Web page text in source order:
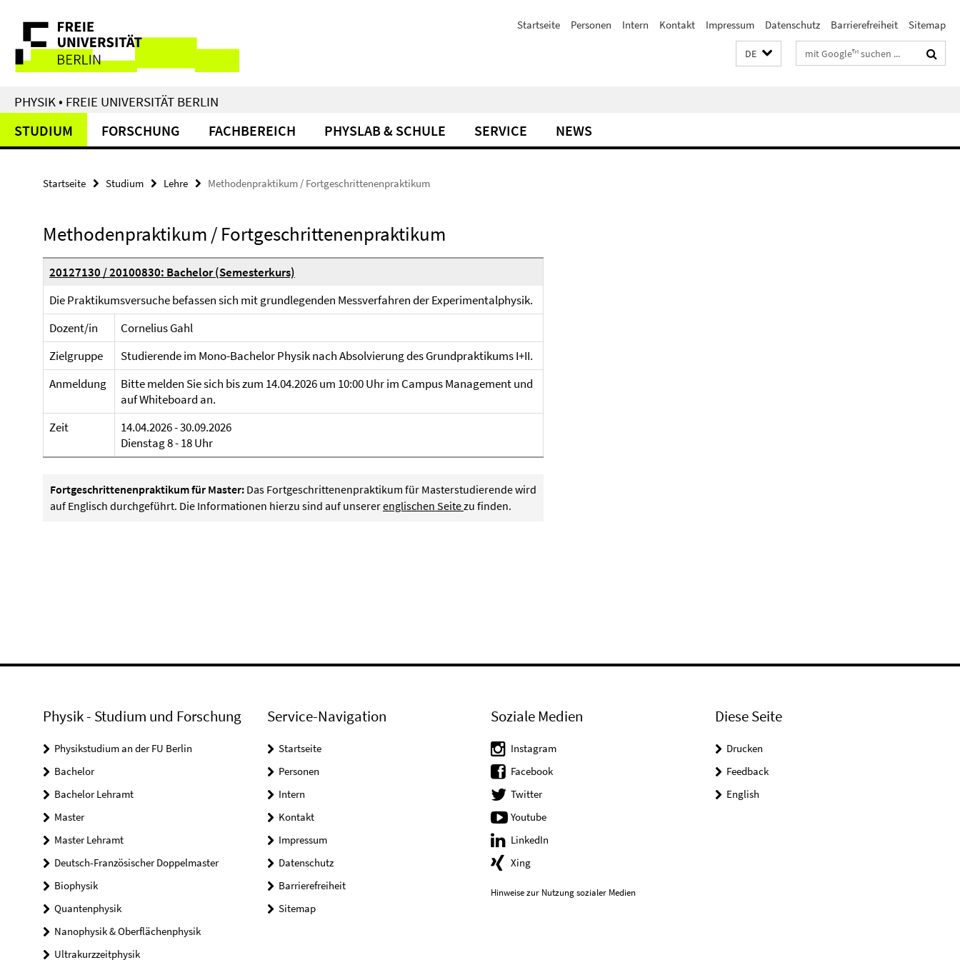
direkt
Inhalt
Service-
Navigation
Startseite Personen Intern Kontakt Impressum Datenschutz Barrierefreiheit Sitemap
DE Suchbegriffe
PHYSIK • FREIE UNIVERSITÄT BERLIN
STUDIUM FORSCHUNG FACHBEREICH PHYSLAB & SCHULE SERVICE NEWS
Startseite Studium Lehre Methodenpraktikum / Fortgeschrittenenpraktikum
Methodenpraktikum / Fortgeschrittenenpraktikum
20127130 / 20100830: Bachelor (Semesterkurs)
Die Praktikumsversuche befassen sich mit grundlegenden Messverfahren der Experimentalphysik.
Dozent/in
Cornelius Gahl
Zielgruppe
Studierende im Mono-Bachelor Physik nach Absolvierung des Grundpraktikums I+II.
Anmeldung
Bitte melden Sie sich bis zum 14.04.2026 um 10:00 Uhr im Campus Management und
auf Whiteboard an.
Zeit
14.04.2026 - 30.09.2026
Dienstag 8 - 18 Uhr
Fortgeschrittenenpraktikum für Master: Das Fortgeschrittenenpraktikum für Masterstudierende wird
auf Englisch durchgeführt. Die Informationen hierzu sind auf unsererenglischen Seitezu finden.
Physik - Studium und Forschung
Physikstudium an der FU Berlin
Bachelor
Bachelor Lehramt
Master
Master Lehramt
Deutsch-Französischer Doppelmaster
Biophysik
Quantenphysik
Nanophysik & Oberflächenphysik
Ultrakurzzeitphysik
Service-Navigation
Startseite
Personen
Intern
Kontakt
Impressum
Datenschutz
Barrierefreiheit
Sitemap
Soziale Medien
Instagram
Facebook
Twitter
Youtube
LinkedIn
Xing
Hinweise zur Nutzung sozialer Medien
Diese Seite
Drucken
Feedback
English